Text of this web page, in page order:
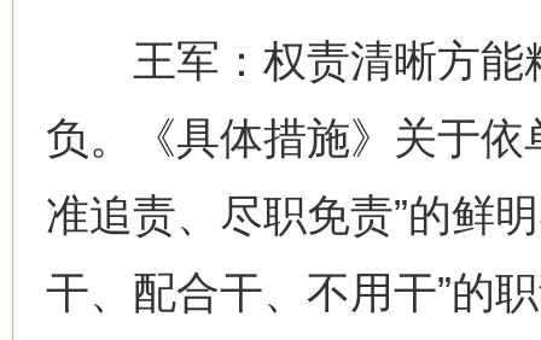
王军：权责清晰方能
负。《具体措施》关于依
准追责、尽职免责”的鲜
干、配合干、不用干”的